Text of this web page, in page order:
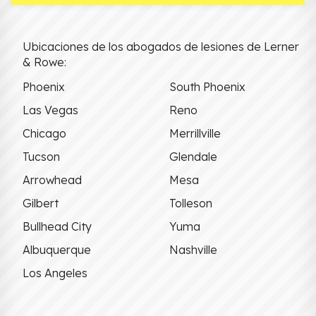
Ubicaciones de los abogados de lesiones de Lerner
& Rowe:
Phoenix
South Phoenix
Las Vegas
Reno
Chicago
Merrillville
Tucson
Glendale
Arrowhead
Mesa
Gilbert
Tolleson
Bullhead City
Yuma
Albuquerque
Nashville
Los Angeles